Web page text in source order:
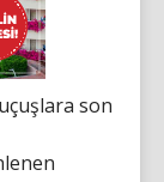
son